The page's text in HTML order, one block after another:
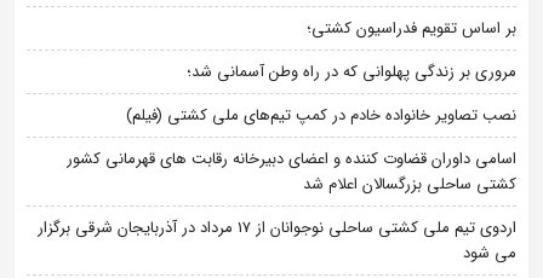
بر اساس تقویم فدراسیون کشتی؛
مروری بر زندگی پهلوانی که در راه وطن آسمانی شد؛
نصب تصاویر خانواده خادم در کمپ تیم‌های ملی کشتی (فیلم)
اسامی داوران قضاوت کننده و اعضای دبیرخانه رقابت های قهرمانی کشور
کشتی ساحلی بزرگسالان اعلام شد
اردوی تیم ملی کشتی ساحلی نوجوانان از 17 مرداد در آذربایجان شرقی برگزار
می شود